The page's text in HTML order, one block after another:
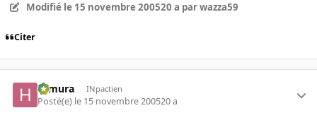
Modifié le 15 novembre 200520 a par wazza59
Citer
Himura INpactien
Posté(e) le 15 novembre 200520 a